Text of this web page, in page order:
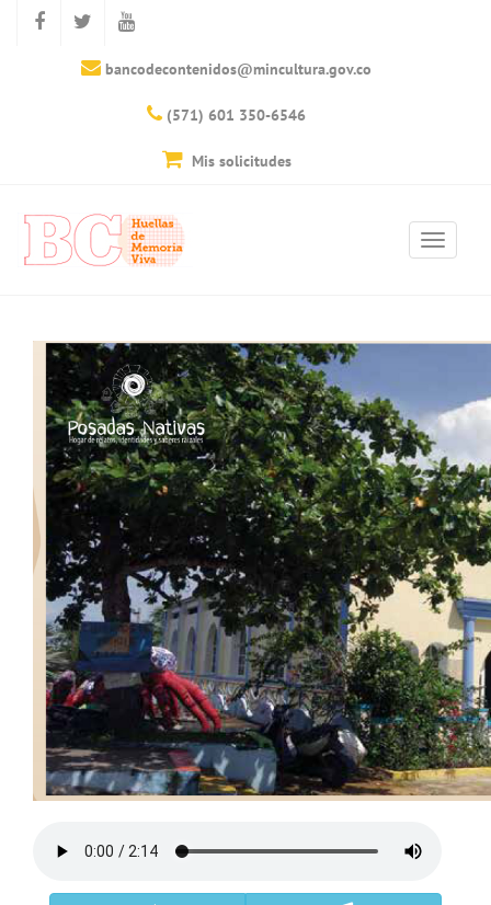
bancodecontenidos@mincultura.gov.co
(571) 601 350-6546
Mis solicitudes